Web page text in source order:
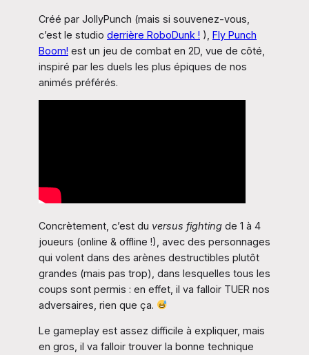
Créé par JollyPunch (mais si souvenez-vous,
c’est le studio derrière RoboDunk ! ), Fly Punch
Boom! est un jeu de combat en 2D, vue de côté,
inspiré par les duels les plus épiques de nos
animés préférés.
Concrètement, c’est du versus fighting de 1 à 4
joueurs (online & offline !), avec des personnages
qui volent dans des arènes destructibles plutôt
grandes (mais pas trop), dans lesquelles tous les
coups sont permis : en effet, il va falloir TUER nos
adversaires, rien que ça.
Le gameplay est assez difficile à expliquer, mais
en gros, il va falloir trouver la bonne technique